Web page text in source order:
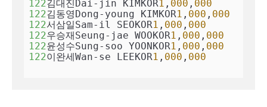
122김대진Dai-jin KIMKOR1 , 000 , 000
122김동영Dong-young KIMKOR1 , 000 , 000
122서삼일Sam-il SEOKOR1 , 000 , 000
122우승재Seung-jae WOOKOR1 , 000 , 000
122윤성수Sung-soo YOONKOR1 , 000 , 000
122이완세Wan-se LEEKOR1 , 000 , 000